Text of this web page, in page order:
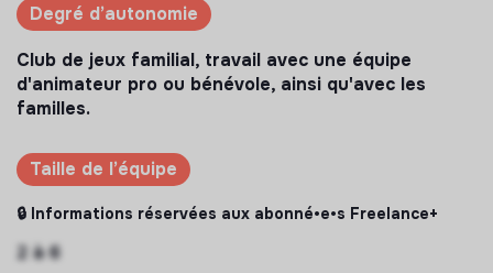
Degré d’autonomie
Club de jeux familial, travail avec une équipe
d'animateur pro ou bénévole, ainsi qu'avec les
familles.
Taille de l’équipe
🔒 Informations réservées aux abonné•e•s Freelance+
2 à 6